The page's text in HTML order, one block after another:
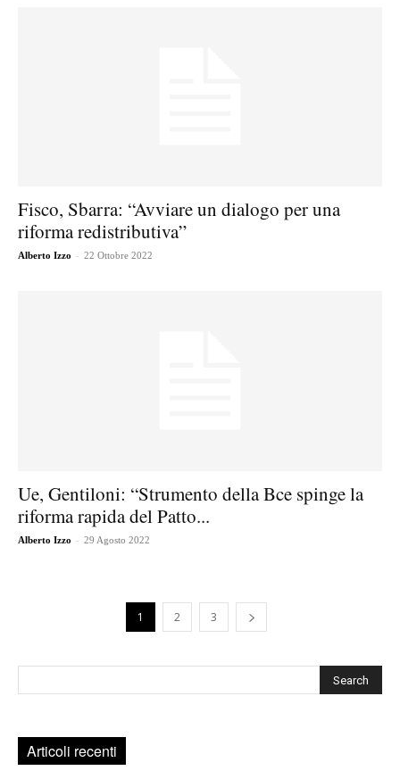
Fisco, Sbarra: “Avviare un dialogo per una
riforma redistributiva”
Alberto Izzo - 22 Ottobre 2022
Ue, Gentiloni: “Strumento della Bce spinge la
riforma rapida del Patto...
Alberto Izzo - 29 Agosto 2022
1 2 3
Articoli recenti